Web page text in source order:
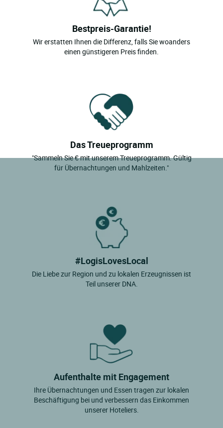
Bestpreis-Garantie!
Wir erstatten Ihnen die Differenz, falls Sie woanders
einen günstigeren Preis finden.
Das Treueprogramm
"Sammeln Sie € mit unserem Treueprogramm. Gültig
für Übernachtungen und Mahlzeiten."
#LogisLovesLocal
Die Liebe zur Region und zu lokalen Erzeugnissen ist
Teil unserer DNA.
Aufenthalte mit Engagement
Ihre Übernachtungen und Essen tragen zur lokalen
Beschäftigung bei und verbessern das Einkommen
unserer Hoteliers.